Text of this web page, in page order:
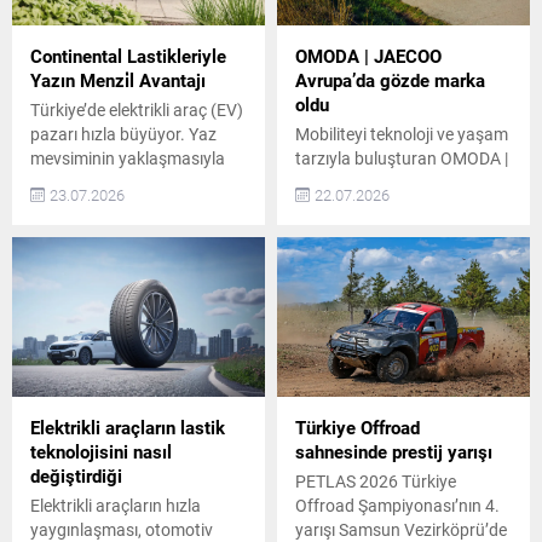
servis noktasını hizmete açtı.
Bilen Otomotiv, Baykar
Otomotiv, Haliç Oto ve
Mengerler yatırımlarıyla
genişleyen...
segment bir deneyim
sunuyor. Otomol’un Hyundai
İş Birliği ve Hizmet Ağı
Otomol, otomotiv
sektöründe satış, servis ve...
Continental Lastikleriyle
Yazın Menzi̇l Avantajı
Türkiye’de elektrikli araç (EV)
pazarı hızla büyüyor. Yaz
mevsiminin yaklaşmasıyla
birlikte EV sahiplerini
performans, menzil ve yol
dinamikler bekliyor.
Continental, sıcak hava
koşullarına özel teknolojileri
ve EV uyumlu ürün gamıyla
elektrikli araç sahiplerine
yazın da daha uzun menzil
ve daha sessiz bir sürüş
vadediyor. Elektrikli Araç
Pazarındaki...
23.07.2026
OMODA | JAECOO
Avrupa’da gözde marka
oldu
Mobiliteyi teknoloji ve yaşam
tarzıyla buluşturan OMODA |
JAECOO, Avrupa’da hızla
büyümeye devam ediyor.
genelinde 75 bin 102 adetlik
satış gerçekleştiren marka,
geçen yılın aynı dönemine
göre %178 büyüme kaydetti.
Bu dönemde OMODA |
JAECOO, İtalya’da %223,
İspanya’da ise %100 artış
sağladı. Birleşik Krallık ve
Polonya’daki güçlü...
22.07.2026
Elektrikli araçların lastik
teknolojisini nasıl
değiştirdiği
Elektrikli araçların hızla
yaygınlaşması, otomotiv
Türkiye Offroad
sahnesinde prestij yarışı
PETLAS 2026 Türkiye
Offroad Şampiyonası’nın 4.
yarışı Samsun Vezirköprü’de